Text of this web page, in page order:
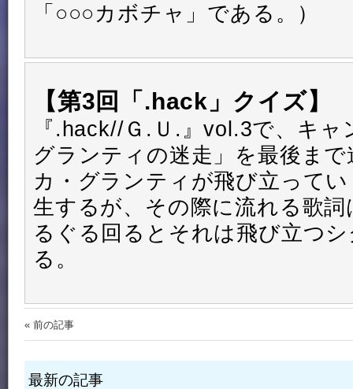
「○○○カボチャ」である。）
【第3回「.hack」クイズ】
『.hack//Ｇ.Ｕ.』vol.3で、キ
グランティの迷走」を最後ま
カ・グランティが飛び立って
生するが、その際に流れる歌
るぐる回るとそれは飛び立つ
る。
« 前の記事
最新の記事